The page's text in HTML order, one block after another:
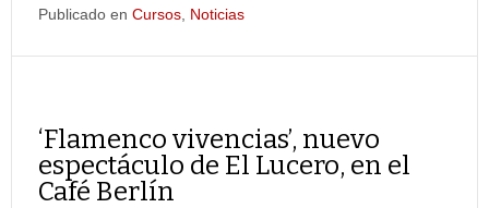
Publicado en Cursos Noticias
‘Flamenco vivencias’, nuevo
espectáculo de El Lucero, en el
Café Berlín